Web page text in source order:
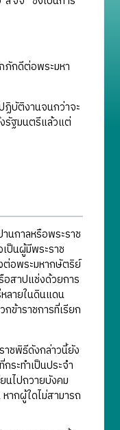
ภักดีต่อพระมหา
ฏิบัติงานจนกว่าจะ
รัฐมนตรีแล้วแต่
กาลหรือพระราช
ป็นผู้มีพระราช
ต่อพระมหากษัตริย์
อสาปแช่งด้วยการ
ลายในดินแดน
ข้าราชการที่เรียก
าชพิธีดังกล่าวนี้ยัง
ระทำเป็นประจำ
นไปถวายบังคม
ากผู้ใดไม่สามารถ